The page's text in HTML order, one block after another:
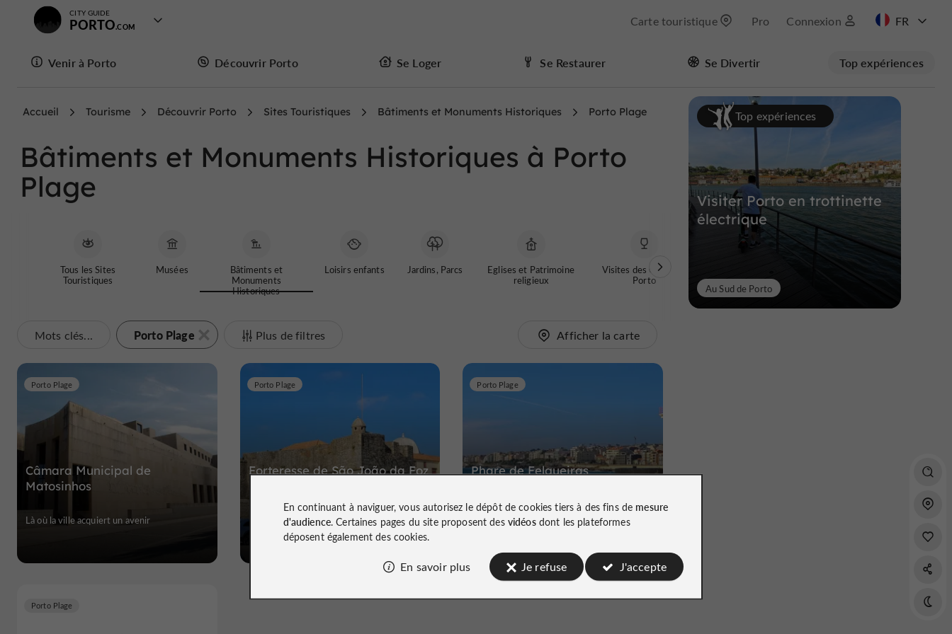
CITY GUIDE
PORTO Carte touristique Pro Connexion
Venir à Porto Découvrir Porto Se Loger Se Restaurer Se Divertir Top expériences
Masquer la carte
Accueil Tourisme Découvrir Porto Sites Touristiques Bâtiments et Monuments Historiques Porto Plage
Bâtiments et Monuments Historiques à Porto
Plage
Tous les Sites
Touristiques
Musées
Bâtiments et
Monuments
Historiques
Loisirs enfants Jardins, Parcs
Eglises et Patrimoine
religieux
Visites des Caves de
Porto
Mots clés... Porto Plage Plus de filtres Afficher la carte
Câmara Municipal de
Matosinhos
Porto Plage
Là où la ville acquiert un avenir
Forteresse de São João da Foz
Porto Plage
Fortaleza de São João da Foz
Phare de Felgueiras
Porto Plage
Farol de Felgueiras
Porto Plage
Top expériences
Visiter Porto en trottinette
électrique
Au Sud de Porto
En continuant à naviguer, vous autorisez le dépôt de cookies tiers à des fins de mesure
d'audience. Certaines pages du site proposent des vidéosdont les plateformes
déposent également des cookies.
En savoir plus Je refuse J'accepte